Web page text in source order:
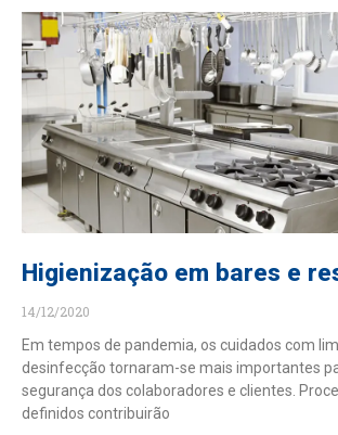
Higienização em bares e
14/12/2020
Em tempos de pandemia, os cuidados com
desinfecção tornaram-se mais importantes
segurança dos colaboradores e clientes.
definidos contribuirão